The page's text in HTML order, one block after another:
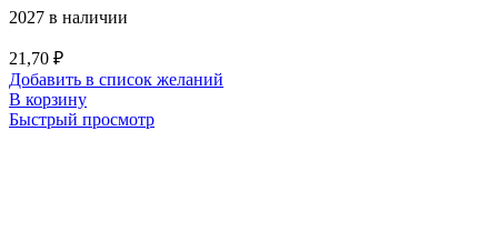
2027 в наличии
21,70 ₽
Добавить в список желаний
В корзину
Быстрый просмотр